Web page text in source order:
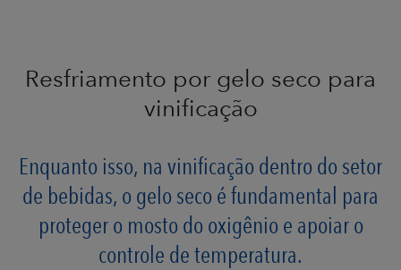
Resfriamento por gelo seco para
vinificação
Enquanto isso, na vinificação dentro do setor
de bebidas, o gelo seco é fundamental para
proteger o mosto do oxigênio e apoiar o
controle de temperatura.